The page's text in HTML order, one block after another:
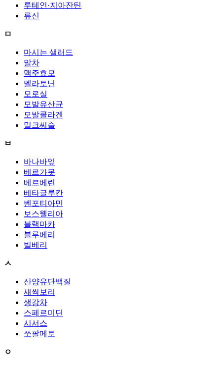
루테인·지아잔틴
류신
ㅁ
마시는 샐러드
말차
맥주효모
멜라토닌
모로실
모발유산균
모발콜라겐
밀크씨슬
ㅂ
바나바잎
베르가못
베르베린
베타글루칸
벤포티아민
보스웰리아
블랙마카
블루베리
빌베리
ㅅ
산양유단백질
새싹보리
생강차
스페르미딘
시서스
쏘팔메토
ㅇ